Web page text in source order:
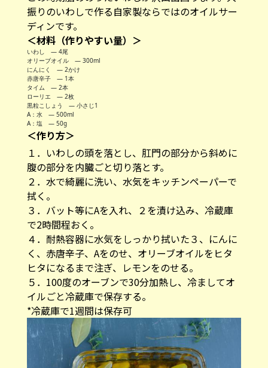
振りのいわしで作る自家製ならではのオイルサー
ディンです。
＜材料（作りやすい量）＞
いわし ― 4尾
オリーブオイル ― 300ml
にんにく ― 2かけ
赤唐辛子 ― 1本
タイム ― 2本
ローリエ ― 2枚
黒粒こしょう ― 小さじ1
A：水 ― 500ml
A：塩 ― 50g
＜作り方＞
１．いわしの頭を落とし、肛門の部分から斜めに
腹の部分を内臓ごと切り落とす。
２．水で綺麗に洗い、水気をキッチンペーパーで
拭く。
３．バット等にAを入れ、２を漬け込み、冷蔵庫
で2時間程おく。
４．耐熱容器に水気をしっかり拭いた３、にんに
く、赤唐辛子、Aをのせ、オリーブオイルをヒタ
ヒタになるまで注ぎ、レモンをのせる。
５．100度のオーブンで30分加熱し、冷ましてオ
イルごと冷蔵庫で保存する。
*冷蔵庫で1週間は保存可